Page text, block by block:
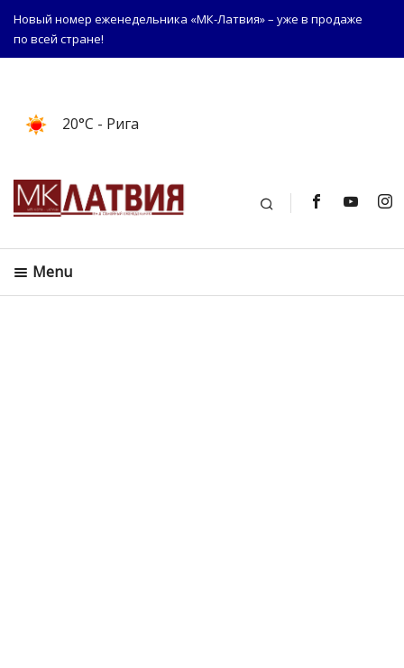
Новый номер еженедельника «МК-Латвия» – уже в продаже
по всей стране!
20°C - Рига
Поиск
Menu